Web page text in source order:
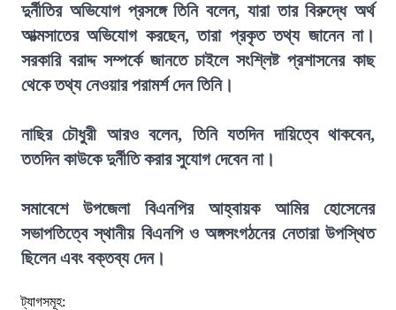
দুর্নীতির অভিযোগ প্রসঙ্গে তিনি বলেন, যারা তার বিরুদ্ধে অর্থ
আত্মসাতের অভিযোগ করছেন, তারা প্রকৃত তথ্য জানেন না।
সরকারি বরাদ্দ সম্পর্কে জানতে চাইলে সংশ্লিষ্ট প্রশাসনের কাছ
থেকে তথ্য নেওয়ার পরামর্শ দেন তিনি।
নাছির চৌধুরী আরও বলেন, তিনি যতদিন দায়িত্বে থাকবেন,
ততদিন কাউকে দুর্নীতি করার সুযোগ দেবেন না।
সমাবেশে উপজেলা বিএনপির আহ্বায়ক আমির হোসেনের
সভাপতিত্বে স্থানীয় বিএনপি ও অঙ্গসংগঠনের নেতারা উপস্থিত
ছিলেন এবং বক্তব্য দেন।
ট্যাগসমূহ: